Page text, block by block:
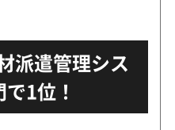
派遣管理シス
1位！